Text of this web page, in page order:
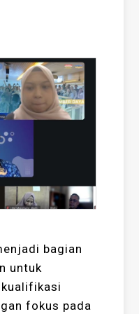
bagian
untuk
fokus pada